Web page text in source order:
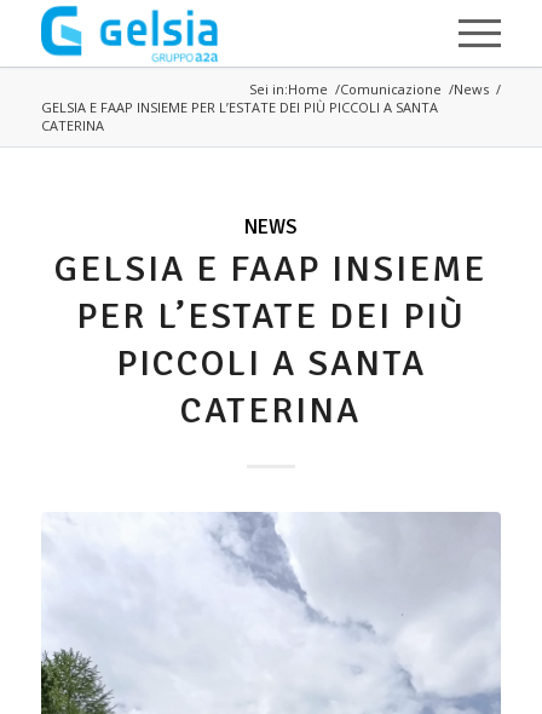
Salta al contenuto principale
Sei in:Home Comunicazione
News
GELSIA E FAAP INSIEME PER L’ESTATE DEI PIÙ PICCOLI A SANTA
CATERINA
NEWS
GELSIA E FAAP INSIEME
PER L’ESTATE DEI PIÙ
PICCOLI A SANTA
CATERINA
Immagine